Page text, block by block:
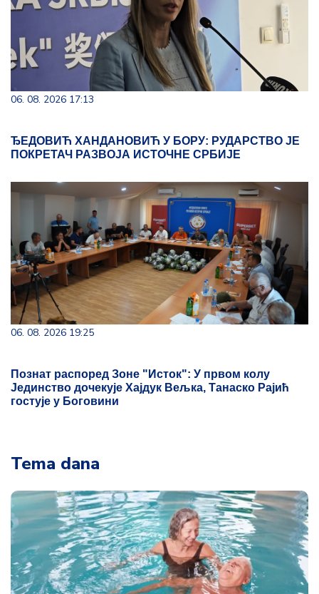
06. 08. 2026 17:13
ЂЕДОВИЋ ХАНДАНОВИЋ У БОРУ: РУДАРСТВО ЈЕ
ПОКРЕТАЧ РАЗВОЈА ИСТОЧНЕ СРБИЈЕ
06. 08. 2026 19:25
Познат распоред Зоне "Исток": У првом колу
Јединство дочекује Хајдук Вељка, Танаско Рајић
гостује у Боговини
Tema dana